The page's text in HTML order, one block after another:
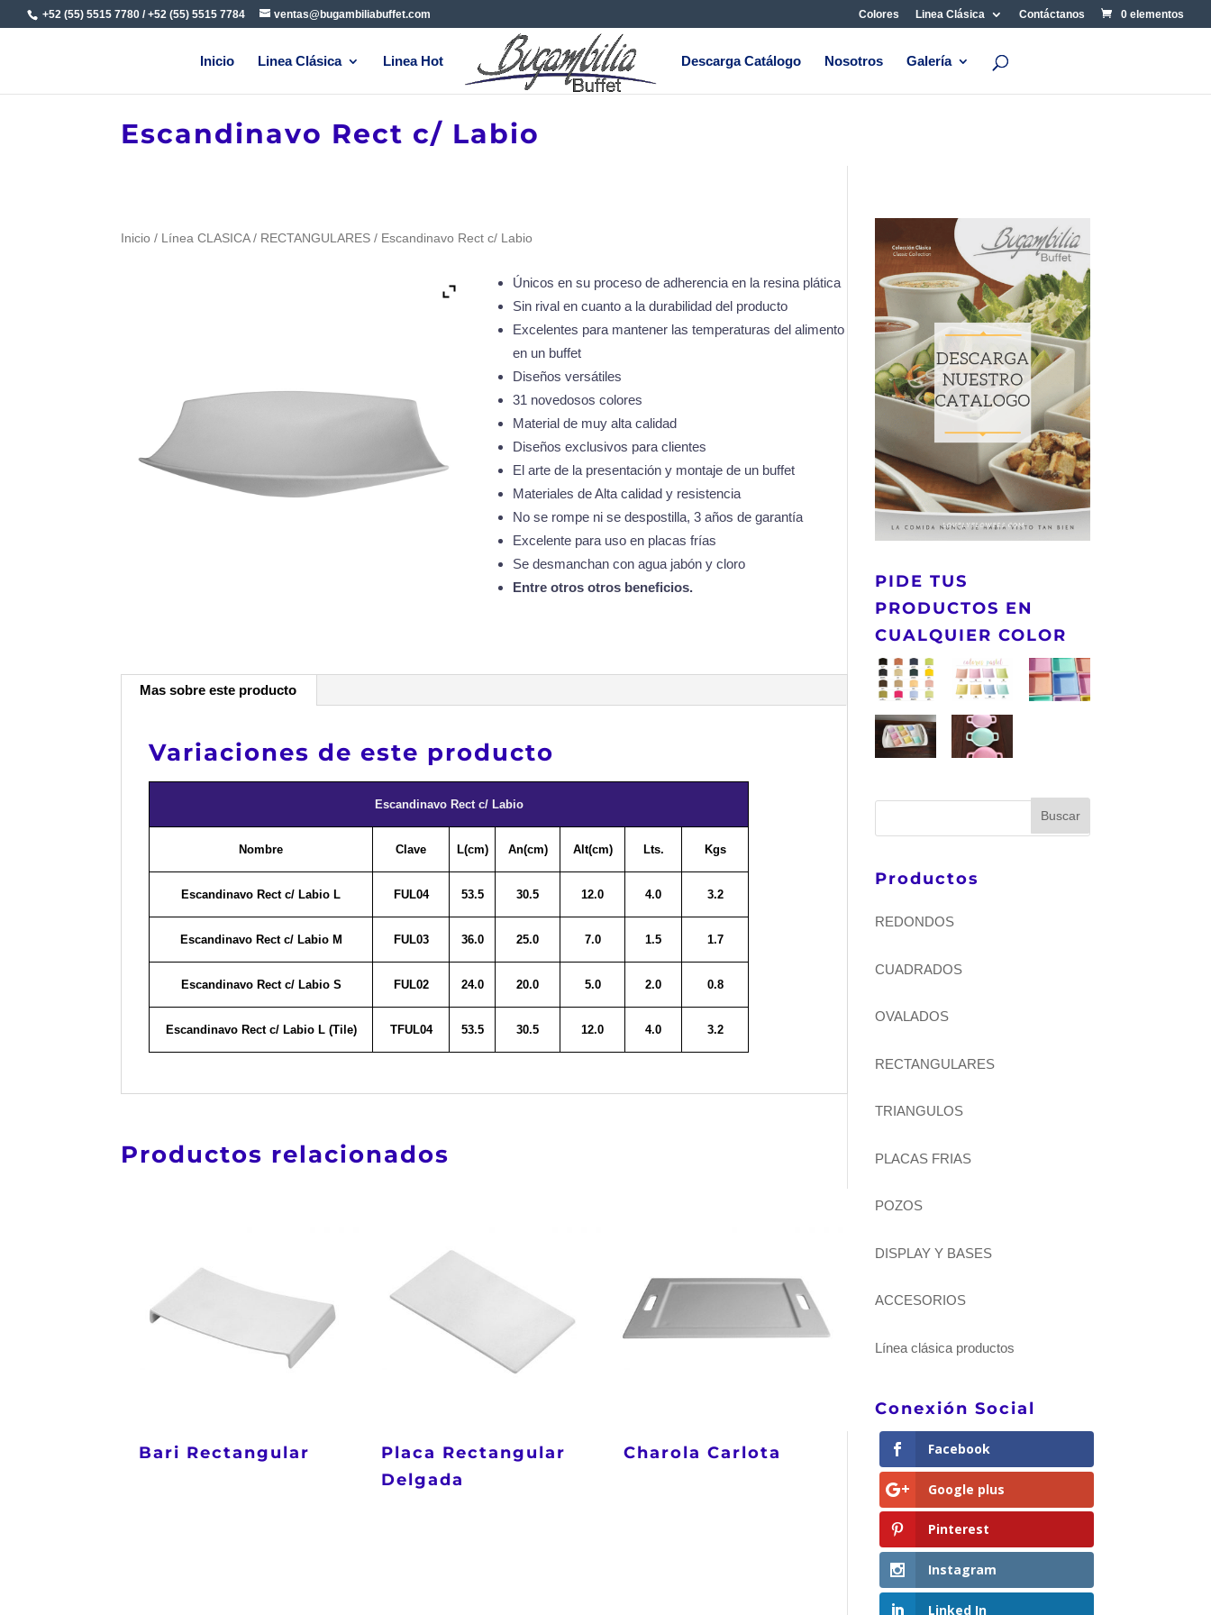
+52 (55) 5515 7780 / +52 (55) 5515 7784 ventas@bugambiliabuffet.com Colores Linea Clásica Contáctanos 0 elementos
Inicio Linea Clásica Linea Hot Descarga Catálogo Nosotros Galería
Escandinavo Rect c/ Labio
Inicio / Línea CLASICA/ RECTANGULARES / Escandinavo Rect c/ Labio
Únicos en su proceso de adherencia en la resina plática
Sin rival en cuanto a la durabilidad del producto
Excelentes para mantener las temperaturas del alimento
en un buffet
Diseños versátiles
31 novedosos colores
Material de muy alta calidad
Diseños exclusivos para clientes
El arte de la presentación y montaje de un buffet
Materiales de Alta calidad y resistencia
No se rompe ni se despostilla, 3 años de garantía
Excelente para uso en placas frías
Se desmanchan con agua jabón y cloro
Entre otros otros beneficios.
Mas sobre este producto
Variaciones de este producto
Escandinavo Rect c/ Labio
Nombre Clave L(cm) An(cm) Alt(cm) Lts. Kgs
Escandinavo Rect c/ Labio L FUL04 53.5 30.5 12.0 4.0 3.2
Escandinavo Rect c/ Labio M FUL03 36.0 25.0 7.0 1.5 1.7
Escandinavo Rect c/ Labio S FUL02 24.0 20.0 5.0 2.0 0.8
Escandinavo Rect c/ Labio L (Tile) TFUL04 53.5 30.5 12.0 4.0 3.2
Productos relacionados
Bari Rectangular
Placa Rectangular
Delgada
Charola Carlota
PIDE TUS
PRODUCTOS EN
CUALQUIER COLOR
Productos
REDONDOS
CUADRADOS
OVALADOS
RECTANGULARES
TRIANGULOS
PLACAS FRIAS
POZOS
DISPLAY Y BASES
ACCESORIOS
Línea clásica productos
Conexión Social
Facebook
Google plus
Pinterest
Instagram
Linked In